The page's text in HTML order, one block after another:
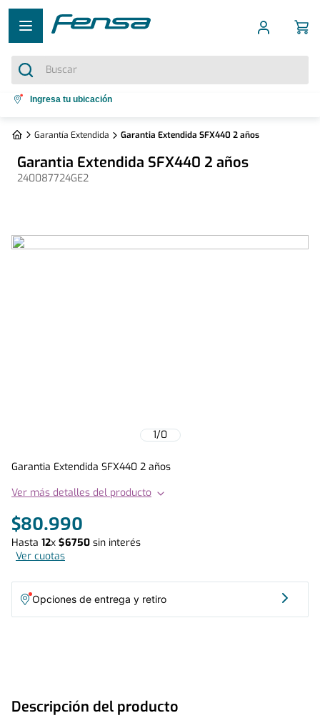
Buscar
Términos más buscados
3. bottom freezer
Ingresa tu ubicación
Garantía Extendida Garantia Extendida SFX440 2 años
Garantia Extendida SFX440 2 años
240087724GE2
1/0
Garantia Extendida SFX440 2 años
Ver más detalles del producto
$80.990
Hasta 12x $6750 sin interés
Ver cuotas
Opciones de entrega y retiro
Descripción del producto